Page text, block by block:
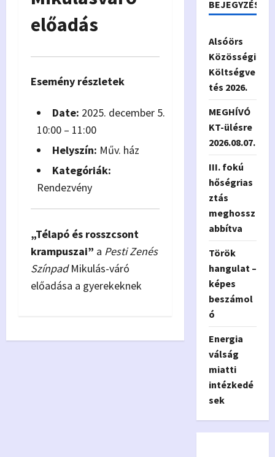
előadás
Esemény részletek
Date: 2025. december 5.
10:00 – 11:00
Helyszín: Műv. ház
Kategóriák:
Rendezvény
„Télapó és rosszcsont
krampuszai” a Pesti Zenés
SzínpadMikulás-váró
előadása a gyerekeknek
BEJEGYZÉSEK
Alsóörs
Közösségi
Költségve
tés 2026.
MEGHÍVÓ
KT-ülésre
2026.08.07.
III. fokú
hőségrias
ztás
meghossz
abbítva
Török
hangulat –
képes
beszámol
ó
Energia
válság
miatti
intézkedé
sek